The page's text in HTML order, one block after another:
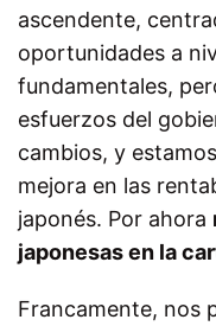
ascendente,
oportunidades a
fundamentales,
esfuerzos del
cambios, y
mejora en las
japonés. Por ahora
japonesas en la
Francamente, nos